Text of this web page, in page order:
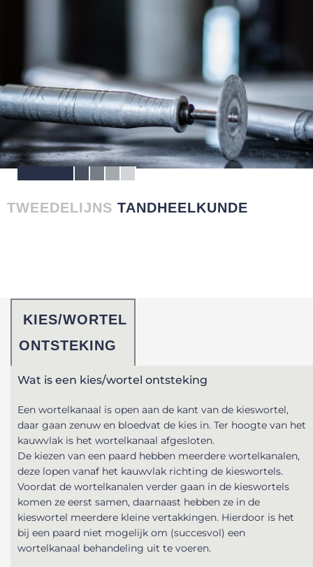
TWEEDELIJNS TANDHEELKUNDE
KIES/WORTEL
ONTSTEKING
Wat is een kies/wortel ontsteking
Een wortelkanaal is open aan de kant van de kieswortel,
daar gaan zenuw en bloedvat de kies in. Ter hoogte van het
kauwvlak is het wortelkanaal afgesloten.
De kiezen van een paard hebben meerdere wortelkanalen,
deze lopen vanaf het kauwvlak richting de kieswortels.
Voordat de wortelkanalen verder gaan in de kieswortels
komen ze eerst samen, daarnaast hebben ze in de
kieswortel meerdere kleine vertakkingen. Hierdoor is het
bij een paard niet mogelijk om (succesvol) een
wortelkanaal behandeling uit te voeren.